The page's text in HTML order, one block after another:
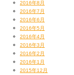
2016年8月
2016年7月
2016年6月
2016年5月
2016年4月
2016年3月
2016年2月
2016年1月
2015年12月